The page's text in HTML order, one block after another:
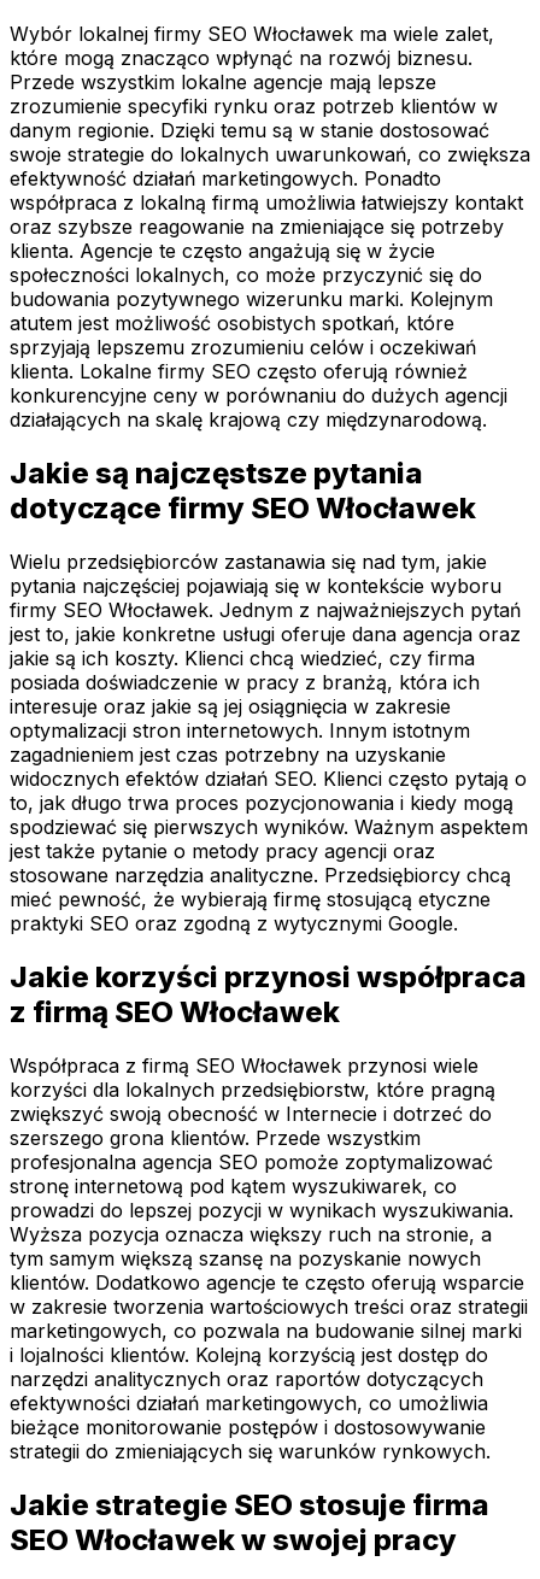
Wybór lokalnej firmy SEO Włocławek ma wiele zalet,
które mogą znacząco wpłynąć na rozwój biznesu.
Przede wszystkim lokalne agencje mają lepsze
zrozumienie specyfiki rynku oraz potrzeb klientów w
danym regionie. Dzięki temu są w stanie dostosować
swoje strategie do lokalnych uwarunkowań, co zwiększa
efektywność działań marketingowych. Ponadto
współpraca z lokalną firmą umożliwia łatwiejszy kontakt
oraz szybsze reagowanie na zmieniające się potrzeby
klienta. Agencje te często angażują się w życie
społeczności lokalnych, co może przyczynić się do
budowania pozytywnego wizerunku marki. Kolejnym
atutem jest możliwość osobistych spotkań, które
sprzyjają lepszemu zrozumieniu celów i oczekiwań
klienta. Lokalne firmy SEO często oferują również
konkurencyjne ceny w porównaniu do dużych agencji
działających na skalę krajową czy międzynarodową.
Jakie są najczęstsze pytania
dotyczące firmy SEO Włocławek
Wielu przedsiębiorców zastanawia się nad tym, jakie
pytania najczęściej pojawiają się w kontekście wyboru
firmy SEO Włocławek. Jednym z najważniejszych pytań
jest to, jakie konkretne usługi oferuje dana agencja oraz
jakie są ich koszty. Klienci chcą wiedzieć, czy firma
posiada doświadczenie w pracy z branżą, która ich
interesuje oraz jakie są jej osiągnięcia w zakresie
optymalizacji stron internetowych. Innym istotnym
zagadnieniem jest czas potrzebny na uzyskanie
widocznych efektów działań SEO. Klienci często pytają o
to, jak długo trwa proces pozycjonowania i kiedy mogą
spodziewać się pierwszych wyników. Ważnym aspektem
jest także pytanie o metody pracy agencji oraz
stosowane narzędzia analityczne. Przedsiębiorcy chcą
mieć pewność, że wybierają firmę stosującą etyczne
praktyki SEO oraz zgodną z wytycznymi Google.
Jakie korzyści przynosi współpraca
z firmą SEO Włocławek
Współpraca z firmą SEO Włocławek przynosi wiele
korzyści dla lokalnych przedsiębiorstw, które pragną
zwiększyć swoją obecność w Internecie i dotrzeć do
szerszego grona klientów. Przede wszystkim
profesjonalna agencja SEO pomoże zoptymalizować
stronę internetową pod kątem wyszukiwarek, co
prowadzi do lepszej pozycji w wynikach wyszukiwania.
Wyższa pozycja oznacza większy ruch na stronie, a
tym samym większą szansę na pozyskanie nowych
klientów. Dodatkowo agencje te często oferują wsparcie
w zakresie tworzenia wartościowych treści oraz strategii
marketingowych, co pozwala na budowanie silnej marki
i lojalności klientów. Kolejną korzyścią jest dostęp do
narzędzi analitycznych oraz raportów dotyczących
efektywności działań marketingowych, co umożliwia
bieżące monitorowanie postępów i dostosowywanie
strategii do zmieniających się warunków rynkowych.
Jakie strategie SEO stosuje firma
SEO Włocławek w swojej pracy